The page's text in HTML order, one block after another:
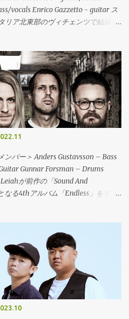
vocals Enrico Gazzetto - guitar ス
リア北東部のヴィチェンツで結成さ
合って活動を開始。今作は、デビ
ジタルでは配信されて注目を集めて
Valerian SwingやDAGS!などのリリ
た、To Lose La Trackとの共同でリ
もリリースされ、地元のローカルレ
/ È Un Brutto Posto Dove Vivere
リリース。まさに、ダークホース
は、MidWest Emoやマスロックなど
り、CAP‘N JAZZ～AMERICAN
～SNOWINGと引き継が
ンドによって鳴らされている。冒
代を切り開く！ Stegosauro -
03.Van Houten 04.Tangram
FOMR-0101 LP (One Sided LP)
プンプライス 全6曲 ※To Lose La
バー＞ Anders Gustavsson – Bass
Gunnar Forsman – Drums
が前作の「Sound And
る4thアルバム「Endless」をリリ
Instagram や Facebookでバンドがス
ることを告知して話題となった。
」を7月にデジタル配信でリ
ValentineやThe White Stripes
Summmervilleが担当した。
And Diversity」からの再スタート
そして、続けてシングル「2nd」と